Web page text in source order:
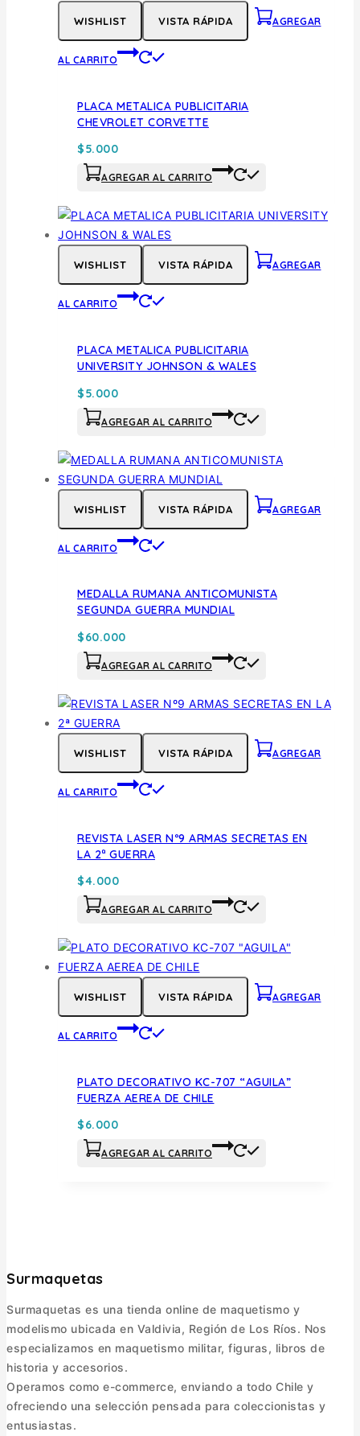
WISHLIST VISTA RÁPIDA AGREGAR
AL CARRITO
PLACA METALICA PUBLICITARIA
CHEVROLET CORVETTE
$5.000
AGREGAR AL CARRITO
WISHLIST VISTA RÁPIDA AGREGAR
AL CARRITO
PLACA METALICA PUBLICITARIA
UNIVERSITY JOHNSON & WALES
$5.000
AGREGAR AL CARRITO
WISHLIST VISTA RÁPIDA AGREGAR
AL CARRITO
MEDALLA RUMANA ANTICOMUNISTA
SEGUNDA GUERRA MUNDIAL
$60.000
AGREGAR AL CARRITO
WISHLIST VISTA RÁPIDA AGREGAR
AL CARRITO
REVISTA LASER Nº9 ARMAS SECRETAS EN
LA 2ª GUERRA
$4.000
AGREGAR AL CARRITO
WISHLIST VISTA RÁPIDA AGREGAR
AL CARRITO
PLATO DECORATIVO KC-707 “AGUILA”
FUERZA AEREA DE CHILE
$6.000
AGREGAR AL CARRITO
Surmaquetas
Surmaquetas es una tienda online de maquetismo y
modelismo ubicada en Valdivia, Región de Los Ríos. Nos
especializamos en maquetismo militar, figuras, libros de
historia y accesorios.
Operamos como e-commerce, enviando a todo Chile y
ofreciendo una selección pensada para coleccionistas y
entusiastas.